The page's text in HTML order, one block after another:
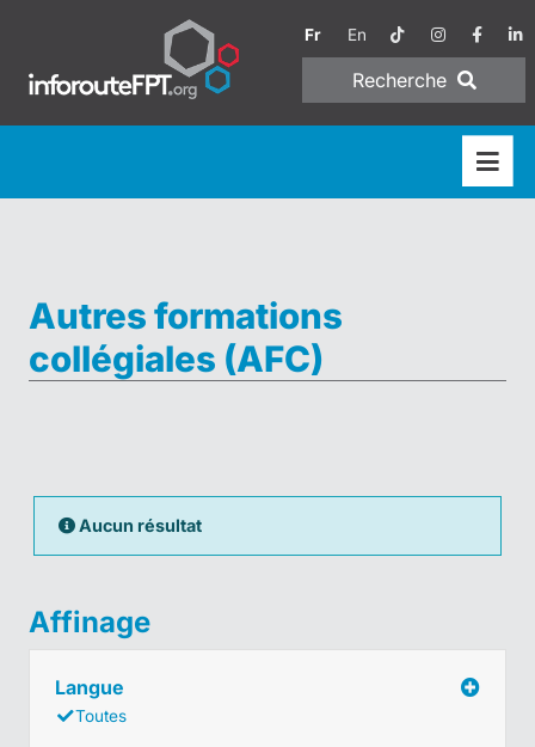
Fr En
Recherche
Autres formations
collégiales (AFC)
Aucun résultat
Affinage
Langue
Toutes